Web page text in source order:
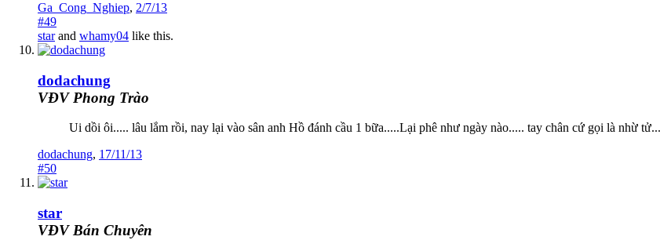
Ga_Cong_Nghiep, 2/7/13
#49
starand whamy04 like this.
dodachung
VĐV Phong Trào
Ui dồi ôi..... lâu lắm rồi, nay lại vào sân anh Hồ đánh cầu 1 bữa.....Lại phê như ngày nào..... tay chân cứ gọi là nhừ
dodachung, 17/11/13
#50
star
VĐV Bán Chuyên